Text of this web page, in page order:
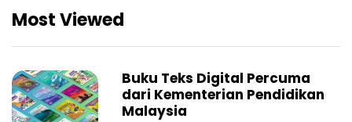
Most Viewed
Buku Teks Digital Percuma
dari Kementerian Pendidikan
Malaysia